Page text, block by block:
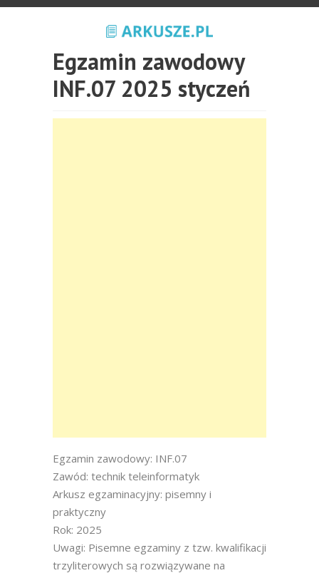
Egzamin zawodowy
INF.07 2025 styczeń
Egzamin zawodowy: INF.07
Zawód: technik teleinformatyk
Arkusz egzaminacyjny: pisemny i
praktyczny
Rok: 2025
Uwagi: Pisemne egzaminy z tzw. kwalifikacji
trzyliterowych są rozwiązywane na